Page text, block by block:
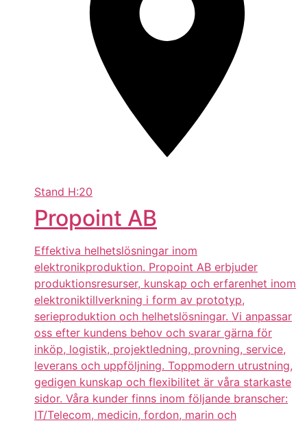
Stand H:20
Propoint AB
Effektiva helhetslösningar inom
elektronikproduktion. Propoint AB erbjuder
produktionsresurser, kunskap och erfarenhet inom
elektroniktillverkning i form av prototyp,
serieproduktion och helhetslösningar. Vi anpassar
oss efter kundens behov och svarar gärna för
inköp, logistik, projektledning, provning, service,
leverans och uppföljning. Toppmodern utrustning,
gedigen kunskap och flexibilitet är våra starkaste
sidor. Våra kunder finns inom följande branscher:
IT/Telecom, medicin, fordon, marin och